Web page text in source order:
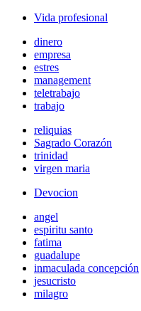
Vida profesional
dinero
empresa
estres
management
teletrabajo
trabajo
reliquias
Sagrado Corazón
trinidad
virgen maria
Devocion
angel
espiritu santo
fatima
guadalupe
inmaculada concepción
jesucristo
milagro